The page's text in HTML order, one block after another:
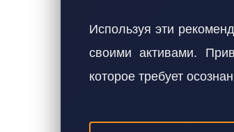
Используя эти
своими активами.
которое требует